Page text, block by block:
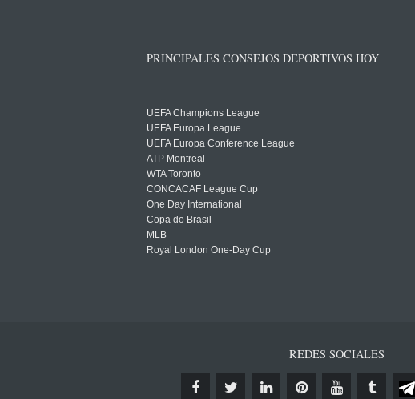
PRINCIPALES CONSEJOS DEPORTIVOS HOY
UEFA Champions League
UEFA Europa League
UEFA Europa Conference League
ATP Montreal
WTA Toronto
CONCACAF League Cup
One Day International
Copa do Brasil
MLB
Royal London One-Day Cup
REDES SOCIALES